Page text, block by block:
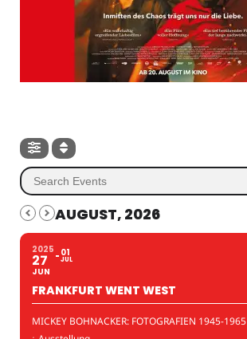
AUGUST, 2026
2025
27
JUN
01
JUL
FRANKFURT WENT WEST
MICKEY BOHNACKER: FOTOGRAFIEN 1945-1965